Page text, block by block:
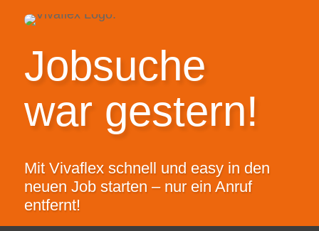
Jobsuche
war gestern!
Mit Vivaflex schnell und easy in den
neuen Job starten – nur ein Anruf
entfernt!